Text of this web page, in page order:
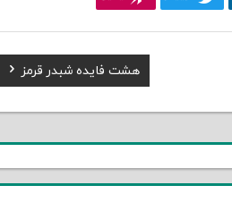
Next
Post:
هشت فایده شبدر قرمز